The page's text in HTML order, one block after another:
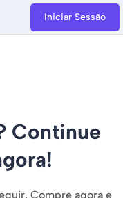
Iniciar Sessão
Continue
Compre agora e